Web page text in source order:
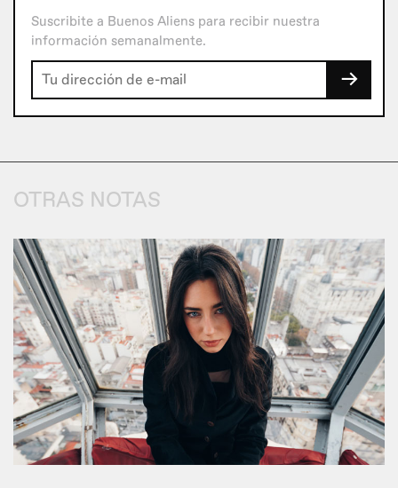
Suscribite a Buenos Aliens para recibir nuestra
información semanalmente.
→
OTRAS NOTAS